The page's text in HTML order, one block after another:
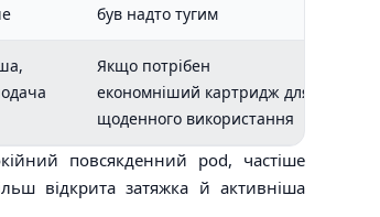
був надто тугим
Якщо потрібен
економніший картридж для
щоденного використання
повсякденний pod, частіше
відкрита затяжка й активніша